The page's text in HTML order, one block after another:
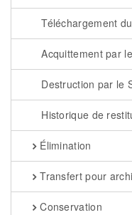
Téléchargement
Acquittement par
Destruction par le
Historique de
Élimination
Transfert pour
Conservation